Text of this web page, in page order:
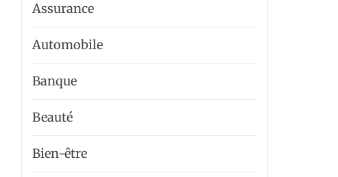
Assurance
Automobile
Banque
Beauté
Bien-être